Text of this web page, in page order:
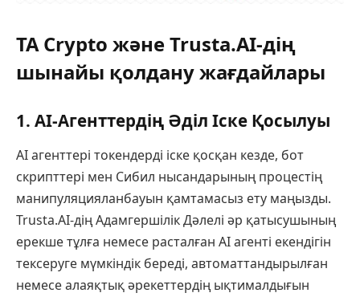
TA Crypto және Trusta.AI-дің
шынайы қолдану жағдайлары
1. AI-Агенттердің Әділ Іске Қосылуы
AI агенттері токендерді іске қосқан кезде, бот
скрипттері мен Сибил нысандарының процестің
манипуляцияланбауын қамтамасыз ету маңызды.
Trusta.AI-дің Адамгершілік Дәлелі әр қатысушының
ерекше тұлға немесе расталған AI агенті екендігін
тексеруге мүмкіндік береді, автоматтандырылған
немесе алаяқтық әрекеттердің ықтималдығын